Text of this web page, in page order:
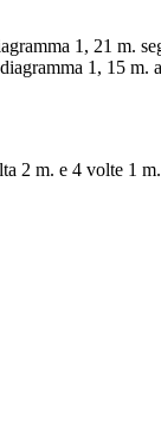
1, 21 m.
1, 15 m.
2 m. e 4 volte 1